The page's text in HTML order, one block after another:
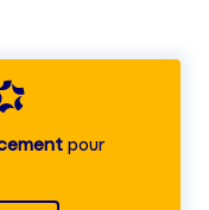
pour